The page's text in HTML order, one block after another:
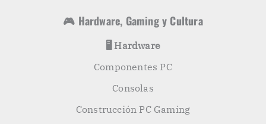
🎮 Hardware, Gaming y Cultura
🖥️ Hardware
Componentes PC
Consolas
Construcción PC Gaming